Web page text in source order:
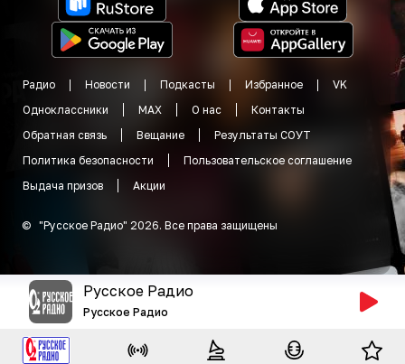
Радио Новости Подкасты Избранное
VK
Одноклассники
MAX О нас
Контакты
Обратная связь
Вещание
Результаты СОУТ
Политика безопасности
Пользовательское соглашение
Выдача призов
Акции
© "Русское Радио" 2026. Все права защищены
Русское Радио
Русское Радио